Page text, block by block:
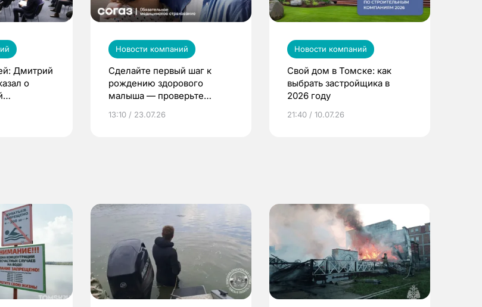
Дмитрий
о
Новости компаний
Сделайте первый шаг к
рождению здорового
малыша — проверьте
по ОМС!
13:10 / 23.07.26
Новости компаний
Свой дом в Томске: как
выбрать застройщика в
2026 году
21:40 / 10.07.26